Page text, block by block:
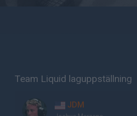
Team Liquid laguppställning
JDM